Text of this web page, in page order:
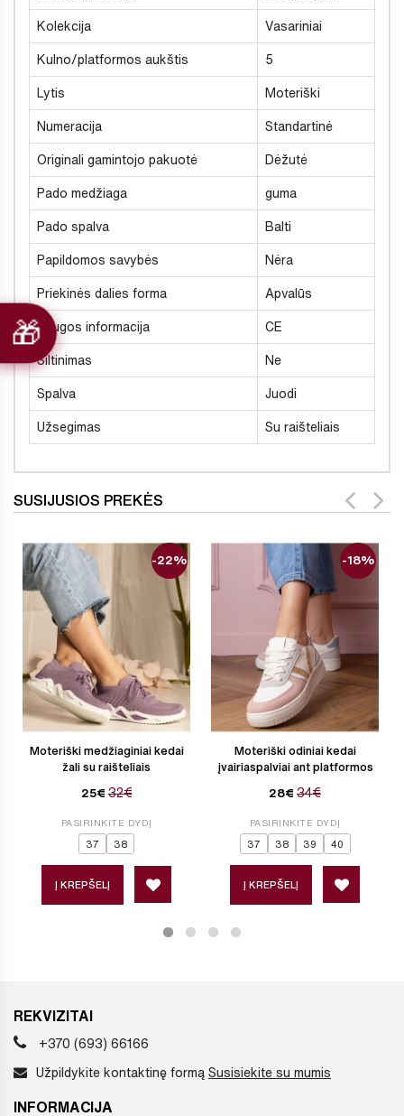
Kolekcija Vasariniai
Kulno/platformos aukštis 5
Lytis Moteriški
Numeracija Standartinė
Originali gamintojo pakuotė Dėžutė
Pado medžiaga guma
Pado spalva Balti
Papildomos savybės Nėra
Priekinės dalies forma Apvalūs
Saugos informacija CE
Šiltinimas Ne
Spalva Juodi
Užsegimas Su raišteliais
SUSIJUSIOS PREKĖS
Moteriški medžiaginiai kedai
žali su raišteliais
25€ 32€
-22%
PASIRINKITE DYDĮ
37 38
Į KREPŠELĮ
Moteriški odiniai kedai
įvairiaspalviai ant platformos
28€ 34€
-18%
PASIRINKITE DYDĮ
37 38 39 40
Į KREPŠELĮ
REKVIZITAI
+370 (693) 66166
Užpildykite kontaktinę formą Susisiekite su mumis
INFORMACIJA